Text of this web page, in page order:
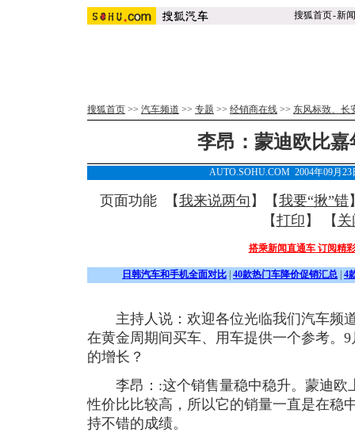
搜狐首页-新闻
搜狐首页 >> 汽车频道 >> 专题 >> 经销商在线 >> 东风标致、长
李昂：蒙迪欧比
AUTO.SOHU.COM 2004年09月
页面功能 【我来说两句 】【我要“揪”错
【打印 】 【 关
搭乘新闻直通车 订阅精
日韩汽车和手机全面对比 40款热门车降价促销汇总 4
主持人说：欢迎各位光临我们汽车频
在黄金周期间买车、用车提供一个参考。
的增长？
李昂：:这个销售量稳中稳升。蒙迪欧
性价比比较高，所以它的销量一直是在稳
持不错的成绩。